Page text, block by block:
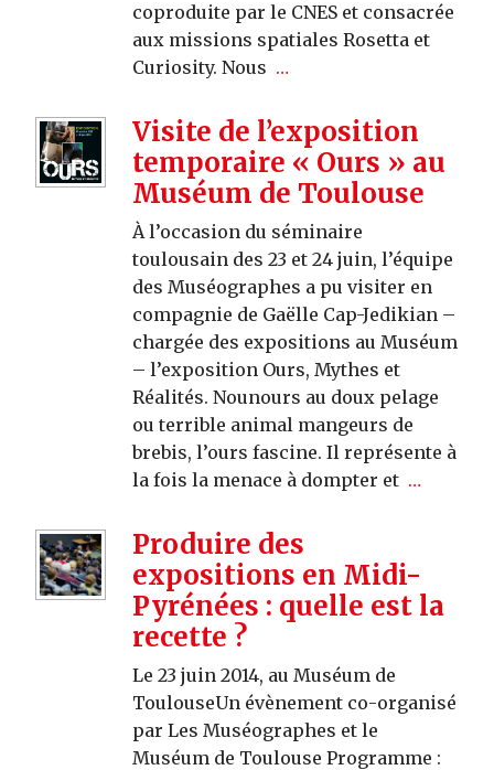
coproduite par le CNES et consacrée
aux missions spatiales Rosetta et
Curiosity. Nous …
Visite de l’exposition
temporaire « Ours » au
Muséum de Toulouse
À l’occasion du séminaire
toulousain des 23 et 24 juin, l’équipe
des Muséographes a pu visiter en
compagnie de Gaëlle Cap-Jedikian –
chargée des expositions au Muséum
– l’exposition Ours, Mythes et
Réalités. Nounours au doux pelage
ou terrible animal mangeurs de
brebis, l’ours fascine. Il représente à
la fois la menace à dompter et …
Produire des
expositions en Midi-
Pyrénées : quelle est la
recette ?
Le 23 juin 2014, au Muséum de
ToulouseUn évènement co-organisé
par Les Muséographes et le
Muséum de Toulouse Programme :